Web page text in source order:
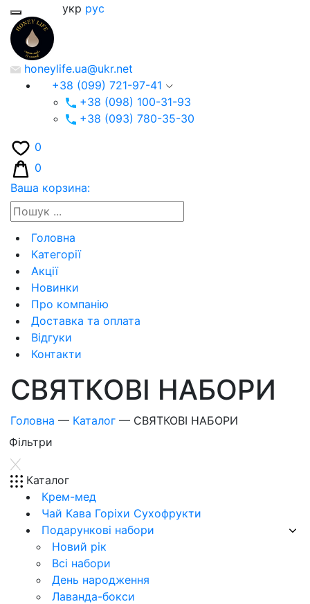
укр рус
honeylife.ua@ukr.net
+38 (099) 721-97-41
+38 (098) 100-31-93
+38 (093) 780-35-30
0
0
Ваша корзина:
Головна
Категорії
Акції
Новинки
Про компанію
Доставка та оплата
Відгуки
Контакти
СВЯТКОВІ НАБОРИ
Головна — Каталог — СВЯТКОВІ НАБОРИ
Фiльтри
Каталог
Крем-мед
Чай Кава Горіхи Сухофрукти
Подарункові набори
Новий рік
Всі набори
День народження
Лаванда-бокси